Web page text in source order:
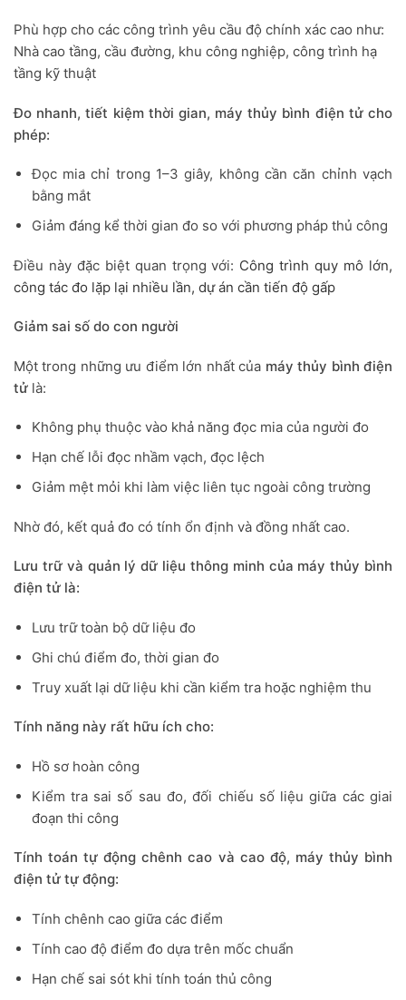
Phù hợp cho các công trình yêu cầu độ chính xác cao như:
Nhà cao tầng, cầu đường, khu công nghiệp, công trình hạ
tầng kỹ thuật
Đo nhanh, tiết kiệm thời gian, máy thủy bình điện tử cho
phép:
Đọc mia chỉ trong 1–3 giây, không cần căn chỉnh vạch
bằng mắt
Giảm đáng kể thời gian đo so với phương pháp thủ công
Điều này đặc biệt quan trọng với: Công trình quy mô lớn,
công tác đo lặp lại nhiều lần, dự án cần tiến độ gấp
Giảm sai số do con người
Một trong những ưu điểm lớn nhất của máy thủy bình điện
tử là:
Không phụ thuộc vào khả năng đọc mia của người đo
Hạn chế lỗi đọc nhầm vạch, đọc lệch
Giảm mệt mỏi khi làm việc liên tục ngoài công trường
Nhờ đó, kết quả đo có tính ổn định và đồng nhất cao.
Lưu trữ và quản lý dữ liệu thông minh của máy thủy bình
điện tử là:
Lưu trữ toàn bộ dữ liệu đo
Ghi chú điểm đo, thời gian đo
Truy xuất lại dữ liệu khi cần kiểm tra hoặc nghiệm thu
Tính năng này rất hữu ích cho:
Hồ sơ hoàn công
Kiểm tra sai số sau đo, đối chiếu số liệu giữa các giai
đoạn thi công
Tính toán tự động chênh cao và cao độ, máy thủy bình
điện tử tự động:
Tính chênh cao giữa các điểm
Tính cao độ điểm đo dựa trên mốc chuẩn
Hạn chế sai sót khi tính toán thủ công